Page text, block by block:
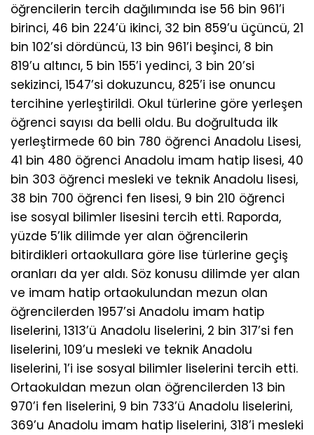
öğrencilerin tercih dağılımında ise 56 bin 961’i
birinci, 46 bin 224’ü ikinci, 32 bin 859’u üçüncü, 21
bin 102’si dördüncü, 13 bin 961’i beşinci, 8 bin
819’u altıncı, 5 bin 155’i yedinci, 3 bin 20’si
sekizinci, 1547’si dokuzuncu, 825’i ise onuncu
tercihine yerleştirildi. Okul türlerine göre yerleşen
öğrenci sayısı da belli oldu. Bu doğrultuda ilk
yerleştirmede 60 bin 780 öğrenci Anadolu Lisesi,
41 bin 480 öğrenci Anadolu imam hatip lisesi, 40
bin 303 öğrenci mesleki ve teknik Anadolu lisesi,
38 bin 700 öğrenci fen lisesi, 9 bin 210 öğrenci
ise sosyal bilimler lisesini tercih etti. Raporda,
yüzde 5’lik dilimde yer alan öğrencilerin
bitirdikleri ortaokullara göre lise türlerine geçiş
oranları da yer aldı. Söz konusu dilimde yer alan
ve imam hatip ortaokulundan mezun olan
öğrencilerden 1957’si Anadolu imam hatip
liselerini, 1313’ü Anadolu liselerini, 2 bin 317’si fen
liselerini, 109’u mesleki ve teknik Anadolu
liselerini, 1’i ise sosyal bilimler liselerini tercih etti.
Ortaokuldan mezun olan öğrencilerden 13 bin
970’i fen liselerini, 9 bin 733’ü Anadolu liselerini,
369’u Anadolu imam hatip liselerini, 318’i mesleki